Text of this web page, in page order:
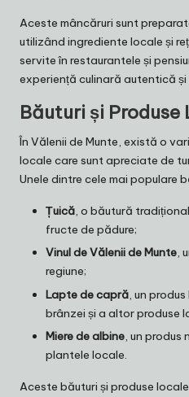
Aceste mâncăruri sunt
utilizând ingrediente locale și
servite în restaurantele și
experiență culinară autentică
Băuturi și Produse
În Vălenii de Munte, există o
locale care sunt apreciate de
Unele dintre cele mai populare
Țuică, o băutură
fructe de pădure;
Vinul de Vălenii de Munte,
regiune;
Lapte de capră , un
brânzei și a altor produse
Miere de albine, un produs
plantele locale.
Aceste băuturi și produse